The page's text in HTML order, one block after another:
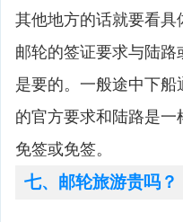
其他地方的话就要看
邮轮的签证要求与陆
是要的。一般途中下
的官方要求和陆路是
免签或免签。
七、邮轮旅游贵吗？